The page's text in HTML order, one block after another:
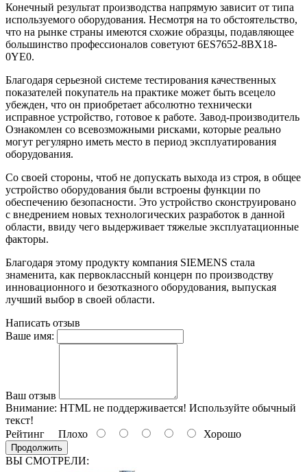
Конечный результат производства напрямую зависит от типа
используемого оборудования. Несмотря на то обстоятельство,
что на рынке страны имеются схожие образцы, подавляющее
большинство профессионалов советуют 6ES7652-8BX18-
0YE0.
Благодаря серьезной системе тестирования качественных
показателей покупатель на практике может быть всецело
убежден, что он приобретает абсолютно технически
исправное устройство, готовое к работе. Завод-производитель
Ознакомлен со всевозможными рисками, которые реально
могут регулярно иметь место в период эксплуатирования
оборудования.
Со своей стороны, чтоб не допускать выхода из строя, в общее
устройство оборудования были встроены функции по
обеспечению безопасности. Это устройство сконструировано
с внедрением новых технологических разработок в данной
области, ввиду чего выдерживает тяжелые эксплуатационные
факторы.
Благодаря этому продукту компания SIEMENS стала
знаменита, как первоклассный концерн по производству
инновационного и безотказного оборудования, выпуская
лучший выбор в своей области.
Написать отзыв
Ваше имя:
Ваш отзыв
Внимание: HTML не поддерживается! Используйте обычный
текст!
Рейтинг Плохо Хорошо
Продолжить
ВЫ СМОТРЕЛИ: